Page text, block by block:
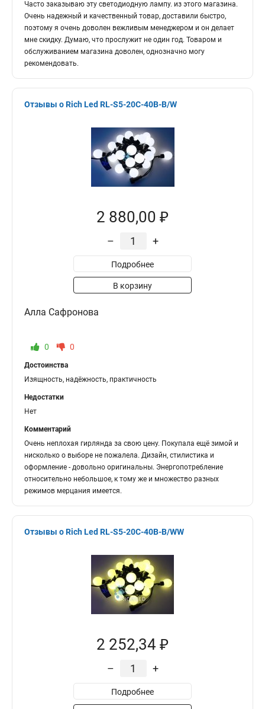
Часто заказываю эту светодиодную лампу. из этого магазина.
Очень надежный и качественный товар, доставили быстро,
поэтому я очень доволен вежливым менеджером и он делает
мне скидку. Думаю, что прослужит не один год. Товаром и
обслуживанием магазина доволен, однозначно могу
рекомендовать.
Отзывы о Rich Led RL-S5-20C-40B-B/W
2 880,00 ₽
– +
Подробнее
В корзину
Алла Сафронова
0 0
Достоинства
Изящность, надёжность, практичность
Недостатки
Нет
Комментарий
Очень неплохая гирлянда за свою цену. Покупала ещё зимой и
нисколько о выборе не пожалела. Дизайн, стилистика и
оформление - довольно оригинальны. Энергопотребление
относительно небольшое, к тому же и множество разных
режимов мерцания имеется.
Отзывы о Rich Led RL-S5-20C-40B-B/WW
2 252,34 ₽
– +
Подробнее